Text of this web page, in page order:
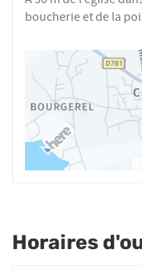
MERCIER
boucherie et de la
Horaires